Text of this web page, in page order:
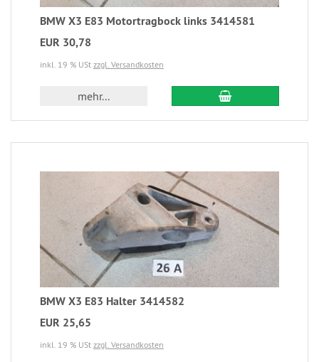
BMW X3 E83 Motortragbock links 3414581
EUR 30,78
inkl. 19 % USt zzgl. Versandkosten
mehr...
BMW X3 E83 Halter 3414582
EUR 25,65
inkl. 19 % USt zzgl. Versandkosten